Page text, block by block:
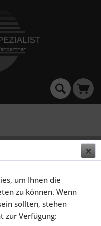
um Ihnen die
zu können. Wenn
sollten, stehen
zur Verfügung: